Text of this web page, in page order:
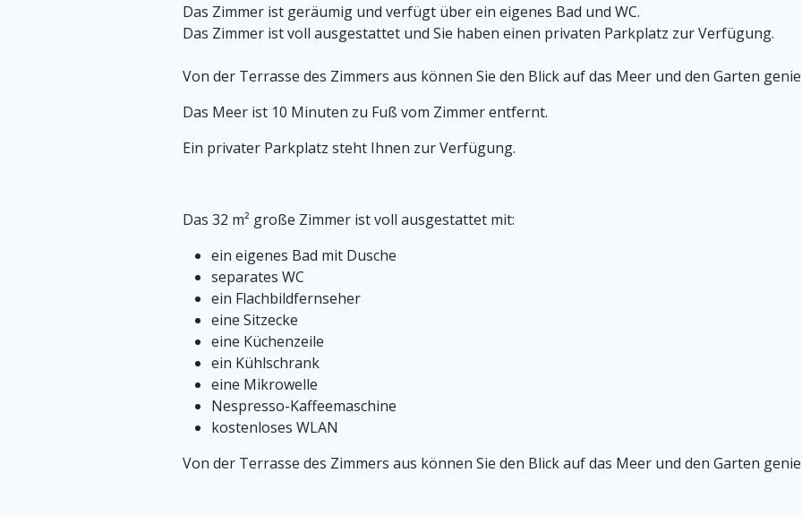
Das Zimmer ist geräumig und verfügt über ein eigenes Bad und WC.
Das Zimmer ist voll ausgestattet und Sie haben einen privaten Parkplatz zur Verfügung.
Von der Terrasse des Zimmers aus können Sie den Blick auf das Meer und den Garten
Das Meer ist 10 Minuten zu Fuß vom Zimmer entfernt.
Ein privater Parkplatz steht Ihnen zur Verfügung.
Das 32 m² große Zimmer ist voll ausgestattet mit:
ein eigenes Bad mit Dusche
separates WC
ein Flachbildfernseher
eine Sitzecke
eine Küchenzeile
ein Kühlschrank
eine Mikrowelle
Nespresso-Kaffeemaschine
kostenloses WLAN
Von der Terrasse des Zimmers aus können Sie den Blick auf das Meer und den Garten